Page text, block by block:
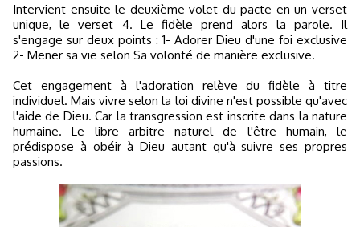
Intervient ensuite le deuxième volet du pacte en un verset
unique, le verset 4. Le fidèle prend alors la parole. Il
s'engage sur deux points : 1- Adorer Dieu d'une foi exclusive
2- Mener sa vie selon Sa volonté de manière exclusive.
Cet engagement à l'adoration relève du fidèle à titre
individuel. Mais vivre selon la loi divine n'est possible qu'avec
l'aide de Dieu. Car la transgression est inscrite dans la nature
humaine. Le libre arbitre naturel de l'être humain, le
prédispose à obéir à Dieu autant qu'à suivre ses propres
passions.